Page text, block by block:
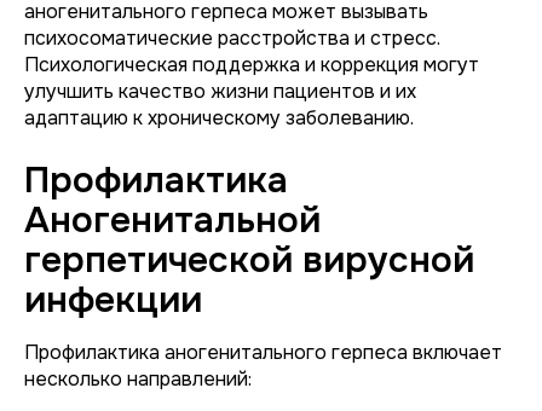
аногенитального герпеса может вызывать
психосоматические расстройства и стресс.
Психологическая поддержка и коррекция могут
улучшить качество жизни пациентов и их
адаптацию к хроническому заболеванию.
Профилактика
Аногенитальной
герпетической вирусной
инфекции
Профилактика аногенитального герпеса включает
несколько направлений: